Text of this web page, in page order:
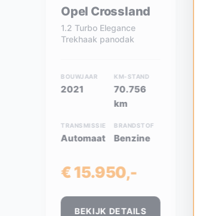
Opel Crossland
1.2 Turbo Elegance
Trekhaak panodak
BOUWJAAR
2021
KM-STAND
70.756
km
TRANSMISSIE
Automaat
BRANDSTOF
Benzine
€ 15.950,-
BEKIJK DETAILS